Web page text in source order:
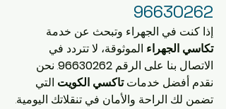
96630262
إذا كنت في الجهراء وتبحث عن خدمة
تكاسي الجهراء الموثوقة، لا تتردد في
الاتصال بنا على الرقم 96630262. نحن
نقدم أفضل خدمات تاكسي الكويت التي
تضمن لك الراحة والأمان في تنقلاتك اليومية.